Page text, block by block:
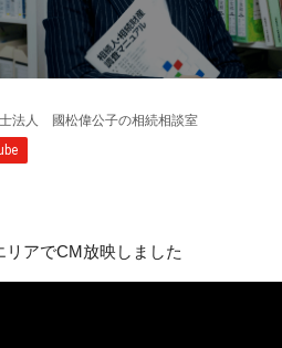
アでCM放映しました